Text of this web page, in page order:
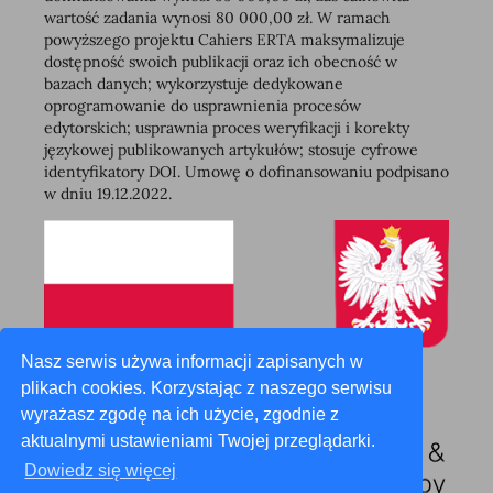
Nasz serwis używa informacji zapisanych w
plikach cookies. Korzystając z naszego serwisu
wyrażasz zgodę na ich użycie, zgodnie z
aktualnymi ustawieniami Twojej przeglądarki.
Dowiedz się więcej
wartość zadania wynosi 80 000,00 zł. W ramach
powyższego projektu Cahiers ERTA maksymalizuje
dostępność swoich publikacji oraz ich obecność w
bazach danych; wykorzystuje dedykowane
oprogramowanie do usprawnienia procesów
edytorskich; usprawnia proces weryfikacji i korekty
językowej publikowanych artykułów; stosuje cyfrowe
identyfikatory DOI. Umowę o dofinansowaniu podpisano
w dniu 19.12.2022.